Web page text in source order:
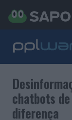
chatbots
diferença